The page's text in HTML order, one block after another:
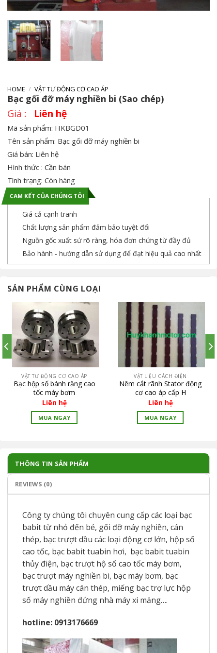
HOME / VẬT TƯ ĐỘNG CƠ CAO ÁP
Bạc gối đỡ máy nghiền bi (Sao chép)
Liên hệ
Mã sản phẩm: HKBGD01
Tên sản phẩm: Bạc gối đỡ máy nghiền bi
Giá bán: Liên hệ
Hình thức : Cần bán
Tình trạng: Còn hàng
CAM KẾT CỦA CHÚNG TÔI
Giá cả cạnh tranh
Chất lượng sản phẩm đảm bảo tuyệt đối
Nguồn gốc xuất sứ rõ ràng, hóa đơn chứng từ đầy đủ
Bảo hành - hướng dẫn sử dụng để đạt hiệu quả cao nhất
SẢN PHẨM CÙNG LOẠI
VẬT TƯ ĐỘNG CƠ CAO ÁP
Bạc hộp số bánh răng cao
tốc máy bơm
Liên hệ
MUA NGAY
VẬT LIỆU CÁCH ĐIỆN
Nêm cắt rãnh Stator động
cơ cao áp cấp H
Liên hệ
MUA NGAY
THÔNG TIN SẢN PHẨM
REVIEWS (0)
Công ty chúng tôi chuyên cung cấp các loại bạc
babit từ nhỏ đến bé, gối đỡ máy nghiền, cán
thép, bạc trượt dầu các loại động cơ lớn, hộp số
cao tốc, bạc babit tuabin hơi, bạc babit tuabin
thủy điện, bạc trượt hộ số cao tốc máy bơm,
bạc trượt máy nghiền bi, bạc máy bơm, bạc
trượt dầu máy cán thép, miếng bạc trợ lực hộp
số máy nghiền đứng nhà máy xi măng….
hotline: 0913176669